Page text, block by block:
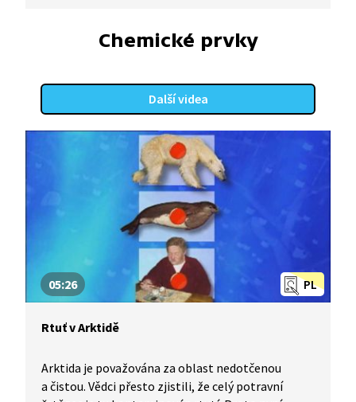
a geografických podmínek totiž rtuť dopadá
na celou Arktidu. Zpočátku je neškodná, ale
vytvoří vysoce toxický komplex, který se smývá
do vod oceánu, kde jej pohltí plankton. Ten pak
který může dosáhnout až k člověku. Vědci nyní
chtějí lépe porozumět celému cyklu, aby mohli
zabránit těm nejhorším dopadům a nevratným
Chemické prvky
Další videa
PL
05:26
Rtuť v Arktidě
Arktida je považována za oblast nedotčenou
a čistou. Vědci přesto zjistili, že celý potravní